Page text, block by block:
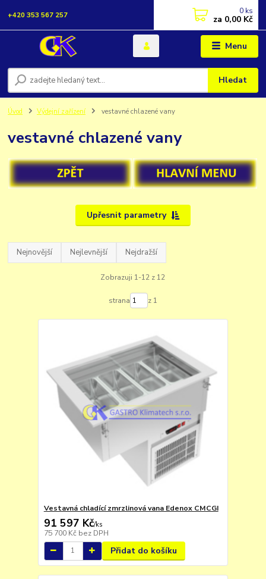
Menu
Hledat
+420 353 567 257 0 ks
za 0,00 Kč
Úvod Výdejní zařízení vestavné chlazené vany
vestavné chlazené vany
Upřesnit parametry
Nejnovější Nejlevnější Nejdražší
Zobrazuji 1-12 z 12
strana z 1
Vestavná chladící zmrzlinová vana Edenox CMCGI
91 597 Kč/ks
75 700 Kč bez DPH
Přidat do košíku